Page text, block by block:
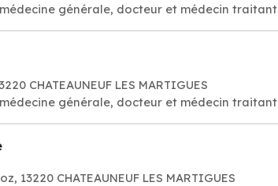
générale, docteur et médecin traitant
CHATEAUNEUF LES MARTIGUES
générale, docteur et médecin traitant
13220 CHATEAUNEUF LES MARTIGUES